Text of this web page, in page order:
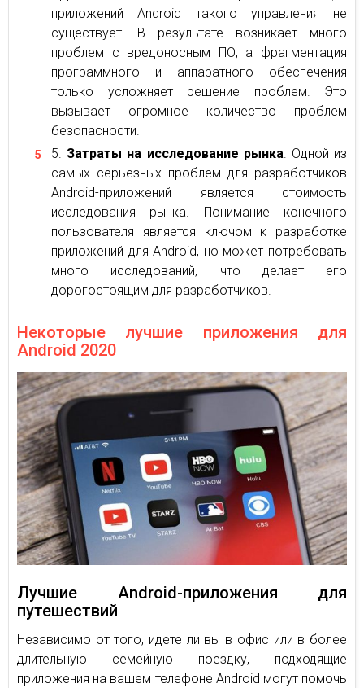
приложений Android такого управления не
существует. В результате возникает много
проблем с вредоносным ПО, а фрагментация
программного и аппаратного обеспечения
только усложняет решение проблем. Это
вызывает огромное количество проблем
безопасности.
Затраты на исследование рынка . Одной из
самых серьезных проблем для разработчиков
Android-приложений является стоимость
исследования рынка. Понимание конечного
пользователя является ключом к разработке
приложений для Android, но может потребовать
много исследований, что делает его
дорогостоящим для разработчиков.
Некоторые лучшие приложения для
Android 2020
Лучшие Android-приложения для
путешествий
Независимо от того, идете ли вы в офис или в более
длительную семейную поездку, подходящие
приложения на вашем телефоне Android могут помочь